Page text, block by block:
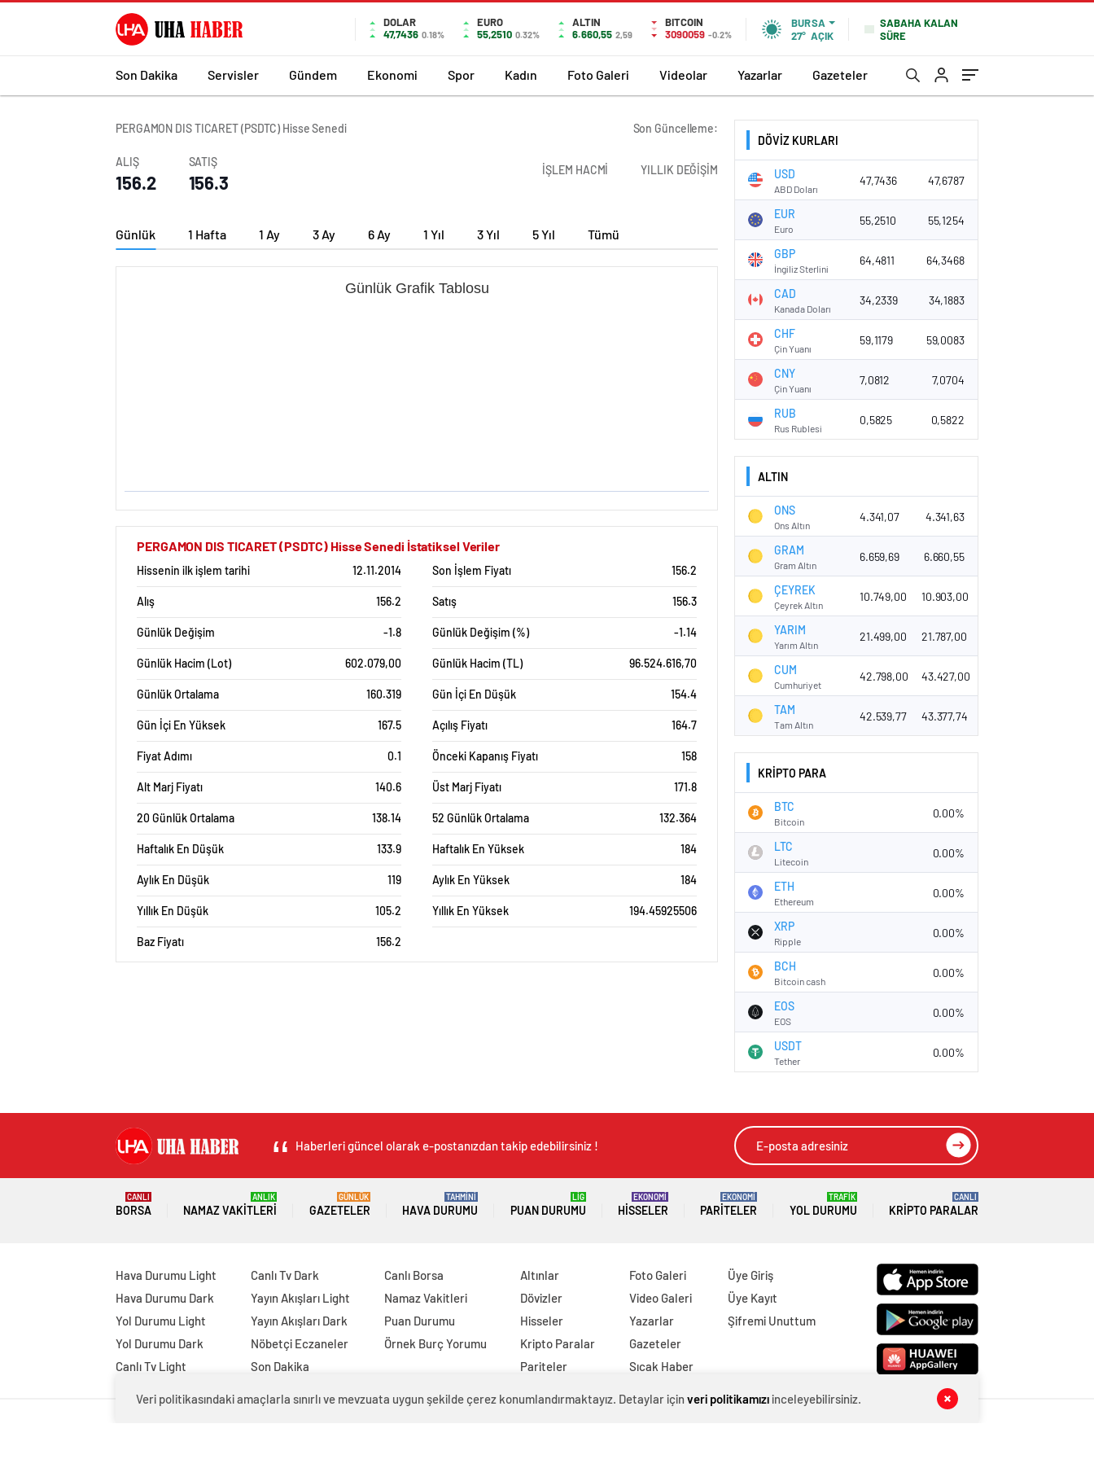
DOLAR
47,7436 0.18%
EURO
55,2510 0.32%
ALTIN
6.660,55 2,59
BITCOIN
3090059 -0.2%
BURSA
27° AÇIK
SABAHA KALAN
SÜRE
Son Dakika Servisler Gündem Ekonomi Spor Kadın Foto Galeri Videolar Yazarlar Gazeteler
PERGAMON DIS TICARET (PSDTC) Hisse Senedi Son Güncelleme:
ALIŞ
156.2
SATIŞ
156.3
İŞLEM HACMİ YILLIK DEĞİŞİM
Günlük 1 Hafta 1 Ay 3 Ay 6 Ay 1 Yıl 3 Yıl 5 Yıl Tümü
Günlük Grafik Tablosu
PERGAMON DIS TICARET (PSDTC) Hisse Senedi İstatiksel Veriler
Hissenin ilk işlem tarihi 12.11.2014 Son İşlem Fiyatı 156.2
Alış 156.2 Satış 156.3
Günlük Değişim -1.8 Günlük Değişim (%) -1.14
Günlük Hacim (Lot) 602.079,00 Günlük Hacim (TL) 96.524.616,70
Günlük Ortalama 160.319 Gün İçi En Düşük 154.4
Gün İçi En Yüksek 167.5 Açılış Fiyatı 164.7
Fiyat Adımı 0.1 Önceki Kapanış Fiyatı 158
Alt Marj Fiyatı 140.6 Üst Marj Fiyatı 171.8
20 Günlük Ortalama 138.14 52 Günlük Ortalama 132.364
Haftalık En Düşük 133.9 Haftalık En Yüksek 184
Aylık En Düşük 119 Aylık En Yüksek 184
Yıllık En Düşük 105.2 Yıllık En Yüksek 194.45925506
Baz Fiyatı 156.2
DÖVİZ KURLARI
USD
ABD Doları
47,7436 47,6787
EUR
Euro
55,2510 55,1254
GBP
İngiliz Sterlini
64,4811 64,3468
CAD
Kanada Doları
34,2339 34,1883
CHF
Çin Yuanı
59,1179 59,0083
CNY
Çin Yuanı
7,0812 7,0704
RUB
Rus Rublesi
0,5825 0,5822
ALTIN
ONS
Ons Altın
4.341,07 4.341,63
GRAM
Gram Altın
6.659,69 6.660,55
ÇEYREK
Çeyrek Altın
10.749,00 10.903,00
YARIM
Yarım Altın
21.499,00 21.787,00
CUM
Cumhuriyet
42.798,00 43.427,00
TAM
Tam Altın
42.539,77 43.377,74
KRİPTO PARA
BTC
Bitcoin
0.00%
LTC
Litecoin
0.00%
ETH
Ethereum
0.00%
XRP
Ripple
0.00%
BCH
Bitcoin cash
0.00%
EOS
EOS
0.00%
USDT
Tether
0.00%
Haberleri güncel olarak e-postanızdan takip edebilirsiniz !
BORSA
CANLI
NAMAZ VAKITLERI
ANLIK
GAZETELER
GÜNLÜK
HAVA DURUMU
TAHMİNİ
PUAN DURUMU
LİG
HISSELER
EKONOMİ
PARITELER
EKONOMİ
YOL DURUMU
TRAFİK
KRIPTO PARALAR
CANLI
Hava Durumu Light
Hava Durumu Dark
Yol Durumu Light
Yol Durumu Dark
Canlı Tv Light
Canlı Tv Dark
Yayın Akışları Light
Yayın Akışları Dark
Nöbetçi Eczaneler
Son Dakika
Canlı Borsa
Namaz Vakitleri
Puan Durumu
Örnek Burç Yorumu
Altınlar
Dövizler
Hisseler
Kripto Paralar
Pariteler
Foto Galeri
Video Galeri
Yazarlar
Gazeteler
Sıcak Haber
Üye Giriş
Üye Kayıt
Şifremi Unuttum
Veri politikasındaki amaçlarla sınırlı ve mevzuata uygun şekilde çerez konumlandırmaktayız. Detaylar için veri politikamızıinceleyebilirsiniz.